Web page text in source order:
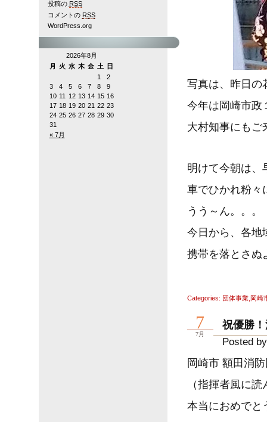
写真は、昨日の
今年は岡崎市政
大村知事にもご
明けて今朝は、
車でひかれ粉々
うう～ん。。。
今日から、各地
携帯を落とさぬ
Categories: 団体事業, 岡崎
祝優勝
Posted
岡崎市 額田消
（指揮者風に
本当におめでと
7
7月
投稿の RSS
コメントの RSS
WordPress.org
2026年8月
月
火 水 木 金 土 日
« 7月
1
2
3
4 5 6 7 8
9
10 11 12 13 14 15 16
17 18 19 20 21 22 23
24 25 26 27 28 29 30
31